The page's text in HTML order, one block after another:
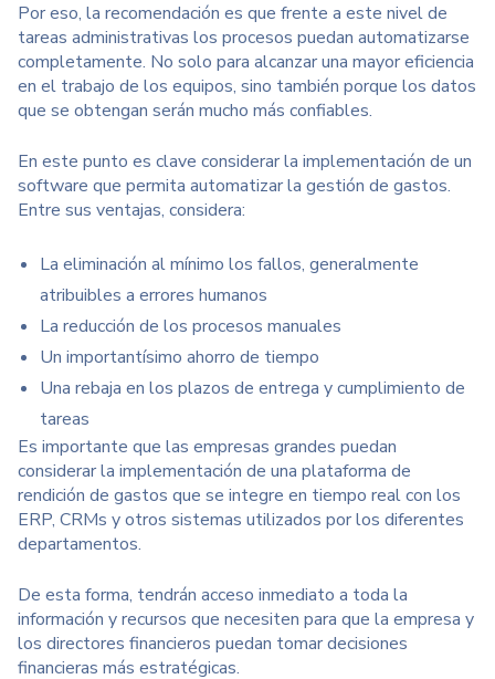
Por eso, la recomendación es que frente a este nivel de
tareas administrativas los procesos puedan automatizarse
completamente. No solo para alcanzar una mayor eficiencia
en el trabajo de los equipos, sino también porque los datos
que se obtengan serán mucho más confiables.
En este punto es clave considerar la implementación de un
software que permita automatizar la gestión de gastos.
Entre sus ventajas, considera:
La eliminación al mínimo los fallos, generalmente
atribuibles a errores humanos
La reducción de los procesos manuales
Un importantísimo ahorro de tiempo
Una rebaja en los plazos de entrega y cumplimiento de
tareas
Es importante que las empresas grandes puedan
considerar la implementación de una plataforma de
rendición de gastos que se integre en tiempo real con los
ERP, CRMs y otros sistemas utilizados por los diferentes
departamentos.
De esta forma, tendrán acceso inmediato a toda la
información y recursos que necesiten para que la empresa y
los directores financieros puedan tomar decisiones
financieras más estratégicas.